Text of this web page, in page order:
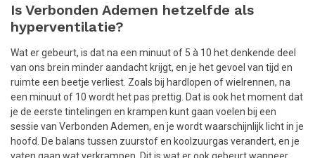
Is Verbonden Ademen hetzelfde als
hyperventilatie?
Wat er gebeurt, is dat na een minuut of 5 à 10 het denkende deel
van ons brein minder aandacht krijgt, en je het gevoel van tijd en
ruimte een beetje verliest. Zoals bij hardlopen of wielrennen, na
een minuut of 10 wordt het pas prettig. Dat is ook het moment dat
je de eerste tintelingen en krampen kunt gaan voelen bij een
sessie van Verbonden Ademen, en je wordt waarschijnlijk licht in je
hoofd. De balans tussen zuurstof en koolzuurgas verandert, en je